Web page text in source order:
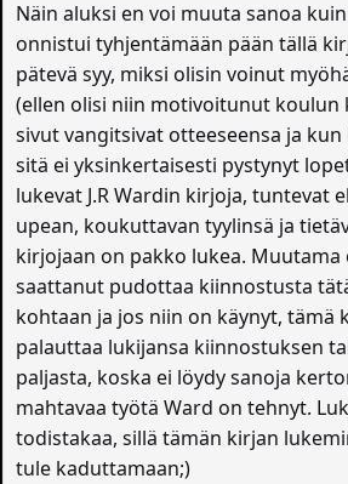
Näin aluksi en voi muuta sanoa kuin
onnistui tyhjentämään pään tällä
pätevä syy, miksi olisin voinut
(ellen olisi niin motivoitunut koulun
sivut vangitsivat otteeseensa ja
sitä ei yksinkertaisesti pystynyt
lukevat J.R Wardin kirjoja, tuntevat
upean, koukuttavan tyylinsä ja
kirjojaan on pakko lukea. Muutama
saattanut pudottaa kiinnostusta
kohtaan ja jos niin on käynyt, tämä
palauttaa lukijansa kiinnostuksen
paljasta, koska ei löydy sanoja
mahtavaa työtä Ward on tehnyt.
todistakaa, sillä tämän kirjan
tule kaduttamaan;)